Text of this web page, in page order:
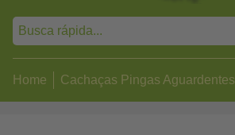
Home Cachaças Pingas Aguardentes